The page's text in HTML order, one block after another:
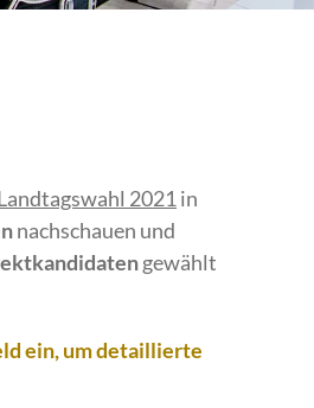
2021 in
nachschauen und
gewählt
ein, um detaillierte